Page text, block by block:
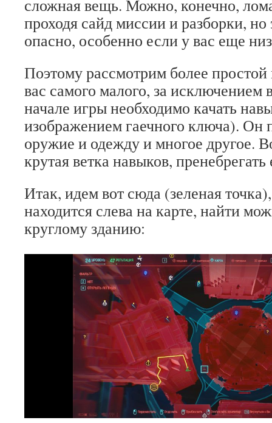
сложная вещь. Можно, конечно,
проходя сайд миссии и разборки, но
опасно, особенно если у вас еще
Поэтому рассмотрим более
вас самого малого, за исключением
начале игры необходимо качать
изображением гаечного ключа). Он
оружие и одежду и многое другое.
крутая ветка навыков,
Итак, идем вот сюда (зеленая
находится слева на карте, найти
круглому зданию: